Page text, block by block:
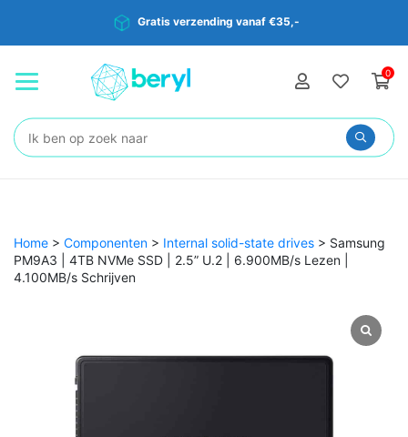
Gratis verzending vanaf €35,-
0
Zoeken:
Home > Componenten > Internal solid-state drives > Samsung
PM9A3 | 4TB NVMe SSD | 2.5” U.2 | 6.900MB/s Lezen |
4.100MB/s Schrijven